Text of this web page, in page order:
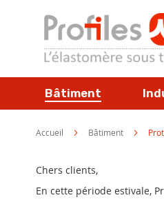
contenu
Bâtiment
Accueil Bâtiment
Chers clients,
En cette période estivale,